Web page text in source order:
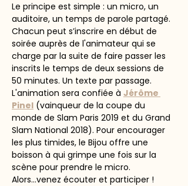
Le principe est simple : un micro, un
auditoire, un temps de parole partagé.
Chacun peut s’inscrire en début de
soirée auprès de l'animateur qui se
charge par la suite de faire passer les
inscrits le temps de deux sessions de
50 minutes. Un texte par passage.
L'animation sera confiée à Jérôme
Pinel (vainqueur de la coupe du
monde de Slam Paris 2019 et du Grand
Slam National 2018). Pour encourager
les plus timides, le Bijou offre une
boisson à qui grimpe une fois sur la
scène pour prendre le micro.
Alors...venez écouter et participer !